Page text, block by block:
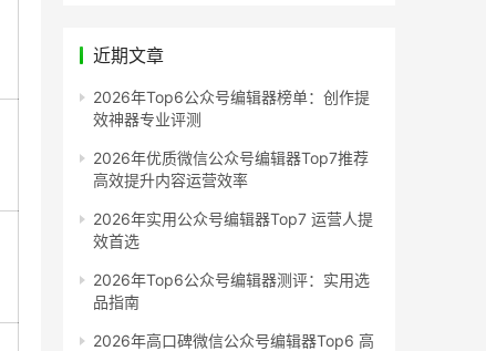
近期文章
2026年Top6公众号编辑器榜单：创作提
效神器专业评测
2026年优质微信公众号编辑器Top7推荐
高效提升内容运营效率
2026年实用公众号编辑器Top7 运营人提
效首选
2026年Top6公众号编辑器测评：实用选
品指南
2026年高口碑微信公众号编辑器Top6 高